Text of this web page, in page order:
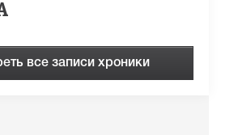
все записи хроники